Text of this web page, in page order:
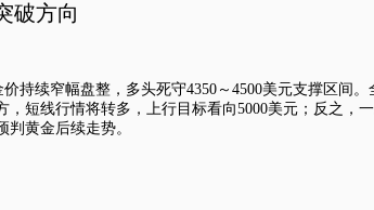
破方向
持续窄幅盘整，多头死守4350～4500美元支撑区间
短线行情将转多，上行目标看向5000美元；反之
黄金后续走势。